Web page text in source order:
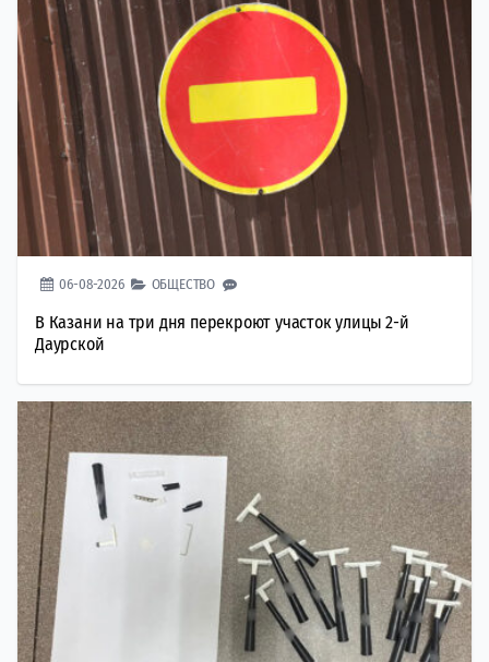
06-08-2026 ОБЩЕСТВО
В Казани на три дня перекроют участок улицы 2-й
Даурской